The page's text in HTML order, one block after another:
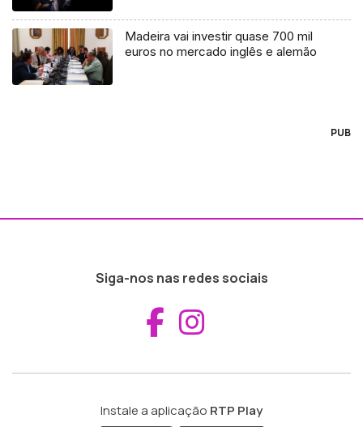
Madeira vai investir quase 700 mil
euros no mercado inglês e alemão
PUB
Siga-nos nas redes sociais
Aceder ao
Instale a aplicação RTP Play